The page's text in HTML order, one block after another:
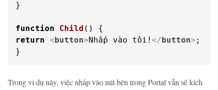
}
function Child (
return <button>Nhấp vào tôi! </button> ;
}
Trong ví dụ này, việc nhấp vào nút bên trong Portal vẫn sẽ kích